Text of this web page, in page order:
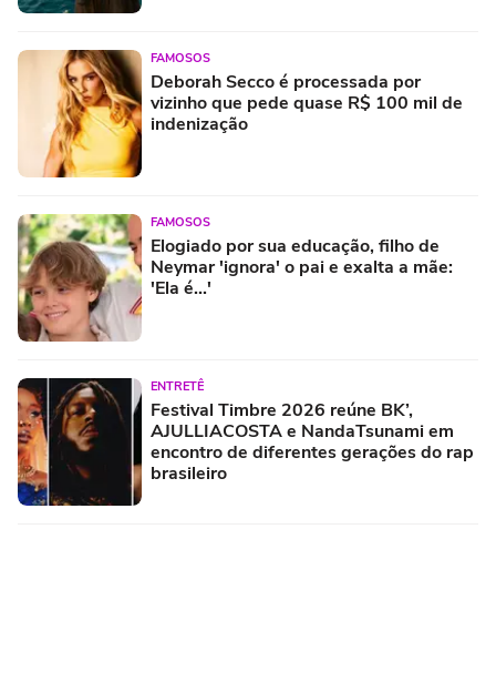
FAMOSOS
Deborah Secco é processada por
vizinho que pede quase R$ 100 mil de
indenização
FAMOSOS
Elogiado por sua educação, filho de
Neymar 'ignora' o pai e exalta a mãe:
'Ela é...'
ENTRETÊ
Festival Timbre 2026 reúne BK’,
AJULLIACOSTA e NandaTsunami em
encontro de diferentes gerações do rap
brasileiro